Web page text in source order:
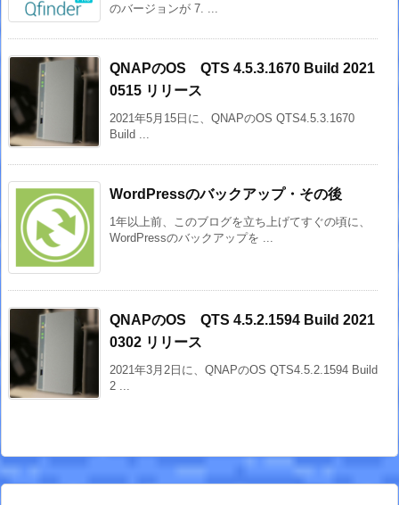
のバージョンが 7. ...
QNAPのOS QTS 4.5.3.1670 Build 2021
0515 リリース
2021年5月15日に、QNAPのOS QTS4.5.3.1670
Build ...
WordPressのバックアップ・その後
1年以上前、このブログを立ち上げてすぐの頃に、
WordPressのバックアップを ...
QNAPのOS QTS 4.5.2.1594 Build 2021
0302 リリース
2021年3月2日に、QNAPのOS QTS4.5.2.1594 Build
2 ...